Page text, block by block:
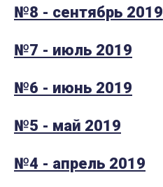
№8 - сентябрь 2019
№7 - июль 2019
№6 - июнь 2019
№5 - май 2019
№4 - апрель 2019